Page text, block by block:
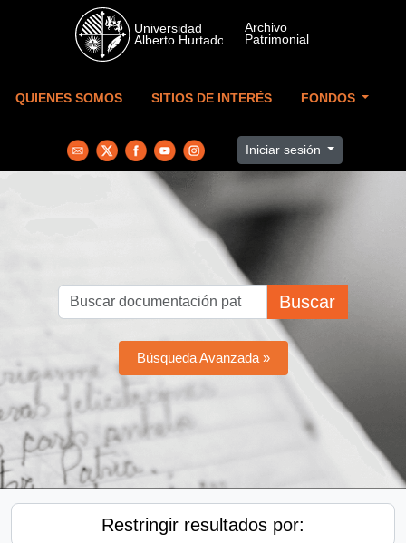
Skip to main content
QUIENES SOMOS SITIOS DE INTERÉS FONDOS
Iniciar sesión
Buscar
Búsqueda Avanzada »
Restringir resultados por: